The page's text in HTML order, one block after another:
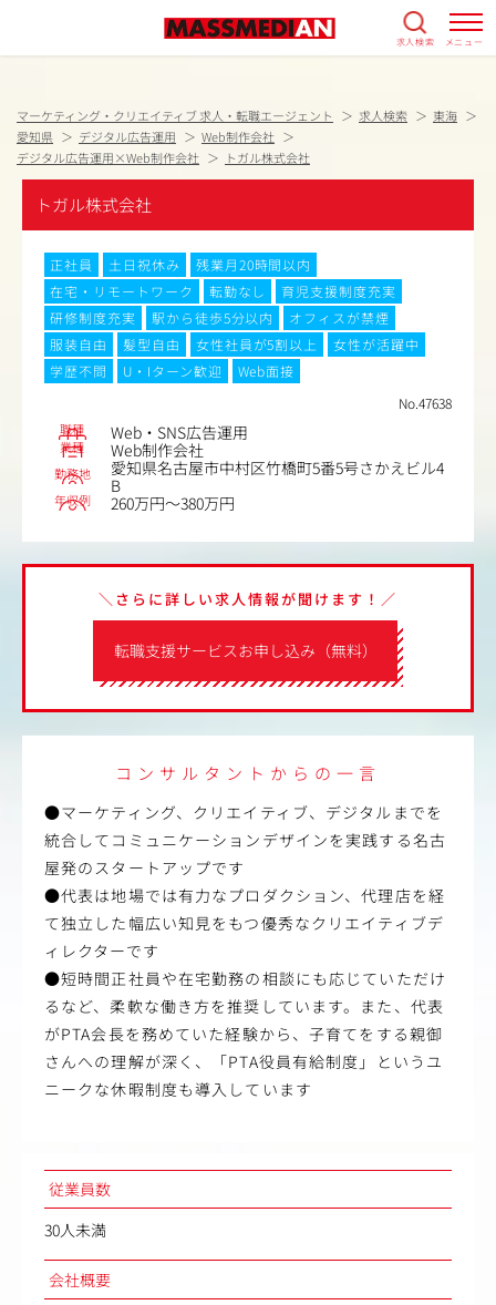
求人検索 メニュー
マーケティング・クリエイティブ 求人・転職エージェント 求人検索
東海
愛知県
デジタル広告運用
Web制作会社
デジタル広告運用×Web制作会社
トガル株式会社
トガル株式会社
正社員 土日祝休み
残業月20時間以内
在宅・リモートワーク
転勤なし
育児支援制度充実
研修制度充実
駅から徒歩5分以内
オフィスが禁煙
服装自由
髪型自由 女性社員が5割以上
女性が活躍中
学歴不問
U・Iターン歓迎
Web面接
No.47638
職種 Web・SNS広告運用
業種 Web制作会社
勤務地
愛知県名古屋市中村区竹橋町5番5号さかえビル4
B
年収例 260万円～380万円
転職支援サービスお申し込み（無料）
＼さらに詳しい求人情報が聞けます！／
コンサルタントからの一言
●マーケティング、クリエイティブ、デジタルまでを
統合してコミュニケーションデザインを実践する名古
屋発のスタートアップです
●代表は地場では有力なプロダクション、代理店を経
て独立した幅広い知見をもつ優秀なクリエイティブデ
ィレクターです
●短時間正社員や在宅勤務の相談にも応じていただけ
るなど、柔軟な働き方を推奨しています。また、代表
がPTA会長を務めていた経験から、子育てをする親御
さんへの理解が深く、「PTA役員有給制度」というユ
ニークな休暇制度も導入しています
従業員数
30人未満
会社概要